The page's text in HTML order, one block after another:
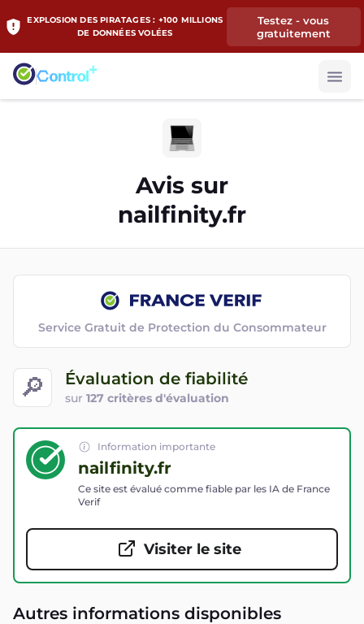
EXPLOSION DES PIRATAGES : +100 MILLIONS
DE DONNÉES VOLÉES
Testez - vous
gratuitement
Avis sur
nailfinity.fr
🔎 Évaluation de fiabilité
sur 127 critères d'évaluation
Service Gratuit de Protection du Consommateur
Information importante
nailfinity.fr
Ce site est évalué comme fiable par les IA de France
Verif
Visiter le site
Autres informations disponibles